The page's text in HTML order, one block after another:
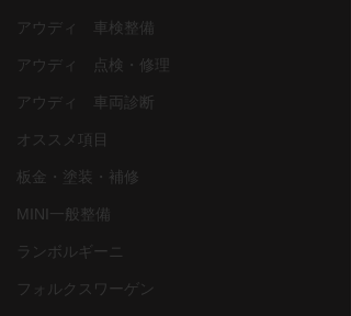
アウディ 車検整備
アウディ 点検・修理
アウディ 車両診断
オススメ項目
板金・塗装・補修
MINI一般整備
ランボルギーニ
フォルクスワーゲン